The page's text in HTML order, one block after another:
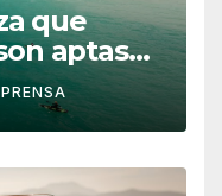
que
aptas
PRENSA